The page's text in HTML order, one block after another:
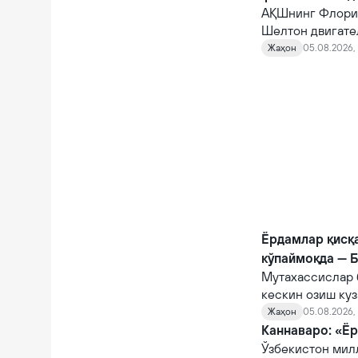
АҚШнинг
Шелтон
10
Жаҳон 05.08.2026,
Ёрдамлар
кўпаймоқда —
Мутахассислар
кескин озиш
Жаҳон 05.08.2026,
Каннаваро:
Ўзбекистон